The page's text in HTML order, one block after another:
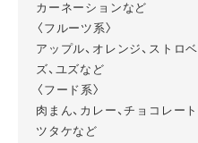
カーネーションなど
〈フルーツ系〉
アップル、オレンジ、ストロ
ズ、ユズなど
〈フード系〉
肉まん、カレー、チョコレー
ツタケなど